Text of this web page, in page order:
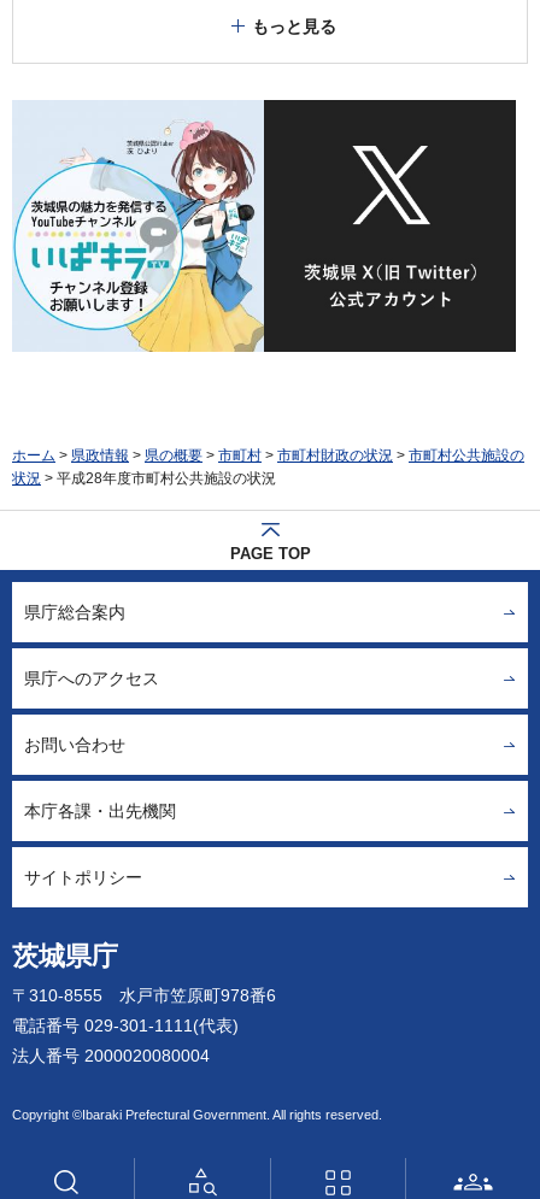
もっと見る
ホーム > 県政情報 > 県の概要 > 市町村 > 市町村財政の状況 > 市町村公共施設の
状況 > 平成28年度市町村公共施設の状況
PAGE TOP
茨城県庁
〒310-8555 水戸市笠原町978番6
電話番号 029-301-1111(代表)
法人番号 2000020080004
Copyright ©Ibaraki Prefectural Government. All rights reserved.
県庁総合案内
県庁へのアクセス
お問い合わせ
本庁各課・出先機関
サイトポリシー